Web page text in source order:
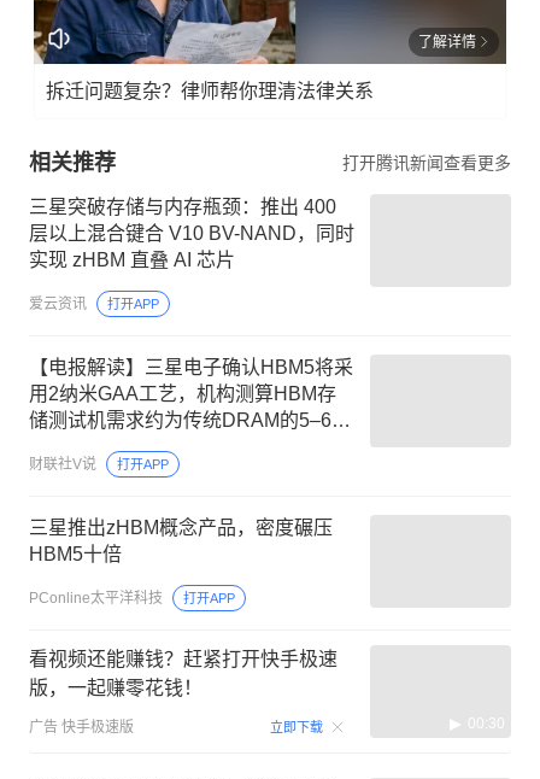
了解详情
拆迁问题复杂？律师帮你理清法律关系
相关推荐 打开腾讯新闻查看更多
三星突破存储与内存瓶颈：推出 400
层以上混合键合 V10 BV-NAND，同时
实现 zHBM 直叠 AI 芯片
爱云资讯 打开APP
【电报解读】三星电子确认HBM5将采
用2纳米GAA工艺，机构测算HBM存
储测试机需求约为传统DRAM的5–6
倍，这家公司产品已通过国内主要半
导体存储器件厂商验证并取得了批量
财联社V说 打开APP
三星推出zHBM概念产品，密度碾压
HBM5十倍
PConline太平洋科技 打开APP
看视频还能赚钱？赶紧打开快手极速
版，一起赚零花钱！
广告 快手极速版 立即下载 00:30